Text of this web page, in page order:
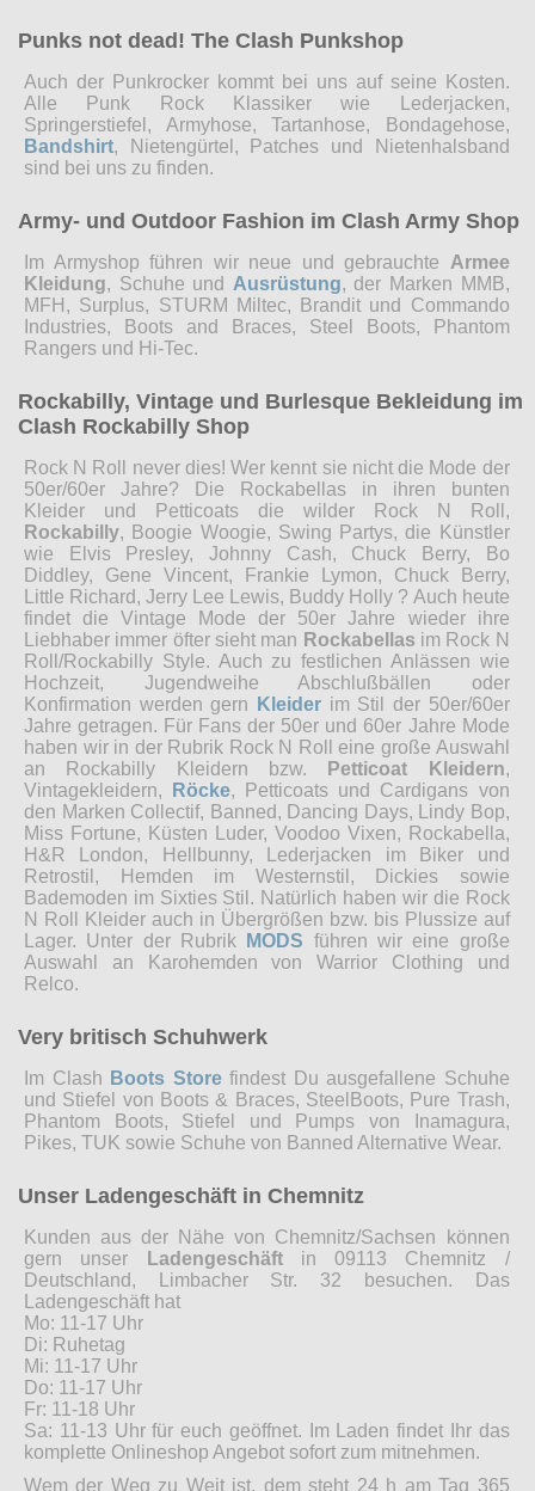
Punks not dead! The Clash Punkshop
Auch der Punkrocker kommt bei uns auf seine Kosten.
Alle Punk Rock Klassiker wie Lederjacken,
Springerstiefel, Armyhose, Tartanhose, Bondagehose,
Bandshirt, Nietengürtel, Patches und Nietenhalsband
sind bei uns zu finden.
Army- und Outdoor Fashion im Clash Army Shop
Im Armyshop führen wir neue und gebrauchte Armee
Kleidung, Schuhe und Ausrüstung, der Marken MMB,
MFH, Surplus, STURM Miltec, Brandit und Commando
Industries, Boots and Braces, Steel Boots, Phantom
Rangers und Hi-Tec.
Rockabilly, Vintage und Burlesque Bekleidung im
Clash Rockabilly Shop
Rock N Roll never dies! Wer kennt sie nicht die Mode der
50er/60er Jahre? Die Rockabellas in ihren bunten
Kleider und Petticoats die wilder Rock N Roll,
Rockabilly, Boogie Woogie, Swing Partys, die Künstler
wie Elvis Presley, Johnny Cash, Chuck Berry, Bo
Diddley, Gene Vincent, Frankie Lymon, Chuck Berry,
Little Richard, Jerry Lee Lewis, Buddy Holly ? Auch heute
findet die Vintage Mode der 50er Jahre wieder ihre
Liebhaber immer öfter sieht man Rockabellas im Rock N
Roll/Rockabilly Style. Auch zu festlichen Anlässen wie
Hochzeit, Jugendweihe Abschlußbällen oder
Konfirmation werden gern
Kleiderim Stil der 50er/60er
Jahre getragen. Für Fans der 50er und 60er Jahre Mode
haben wir in der Rubrik Rock N Roll eine große Auswahl
an Rockabilly Kleidern bzw.
Petticoat Kleidern,
Vintagekleidern,
Röcke, Petticoats und Cardigans von
den Marken Collectif, Banned, Dancing Days, Lindy Bop,
Miss Fortune, Küsten Luder, Voodoo Vixen, Rockabella,
H&R London, Hellbunny, Lederjacken im Biker und
Retrostil, Hemden im Westernstil, Dickies sowie
Bademoden im Sixties Stil. Natürlich haben wir die Rock
N Roll Kleider auch in Übergrößen bzw. bis Plussize auf
Lager. Unter der Rubrik
MODS führen wir eine große
Auswahl an Karohemden von Warrior Clothing und
Relco.
Very britisch Schuhwerk
Im Clash Boots Storefindest Du ausgefallene Schuhe
und Stiefel von Boots & Braces, SteelBoots, Pure Trash,
Phantom Boots, Stiefel und Pumps von Inamagura,
Pikes, TUK sowie Schuhe von Banned Alternative Wear.
Unser Ladengeschäft in Chemnitz
Kunden aus der Nähe von Chemnitz/Sachsen können
gern unser
Ladengeschäftin 09113 Chemnitz /
Deutschland, Limbacher Str. 32 besuchen. Das
Ladengeschäft hat
Mo: 11-17 Uhr
Di: Ruhetag
Mi: 11-17 Uhr
Do: 11-17 Uhr
Fr: 11-18 Uhr
Sa: 11-13 Uhr für euch geöffnet. Im Laden findet Ihr das
komplette Onlineshop Angebot sofort zum mitnehmen.
Wem der Weg zu Weit ist, dem steht 24 h am Tag 365